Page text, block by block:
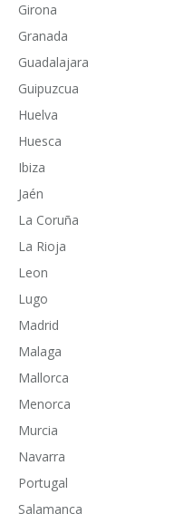
Girona
Granada
Guadalajara
Guipuzcua
Huelva
Huesca
Ibiza
Jaén
La Coruña
La Rioja
Leon
Lugo
Madrid
Malaga
Mallorca
Menorca
Murcia
Navarra
Portugal
Salamanca